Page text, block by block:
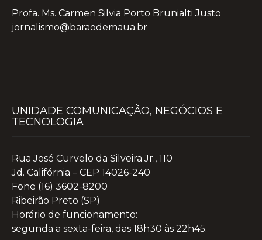
Profa. Ms. Carmen Silvia Porto Brunialti Justo
jornalismo@baraodemaua.br
UNIDADE COMUNICAÇÃO, NEGÓCIOS E
TECNOLOGIA
Rua José Curvelo da Silveira Jr., 110
Jd. Califórnia – CEP 14026-240
Fone (16) 3602-8200
Ribeirão Preto (SP)
Horário de funcionamento:
segunda a sexta-feira, das 18h30 às 22h45.